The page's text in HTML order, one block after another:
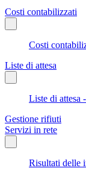
Costi contabilizzati
Costi
Liste di attesa
Liste di attesa
Gestione rifiuti
Servizi in rete
Risultati delle